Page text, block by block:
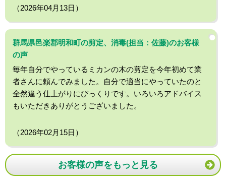
（2026年04月13日）
群馬県邑楽郡明和町の剪定、消毒(担当：佐藤)のお客様
の声
毎年自分でやっているミカンの木の剪定を今年初めて業
者さんに頼んでみました。自分で適当にやっていたのと
全然違う仕上がりにびっくりです。いろいろアドバイス
もいただきありがとうございました。
（2026年02月15日）
お客様の声をもっと見る